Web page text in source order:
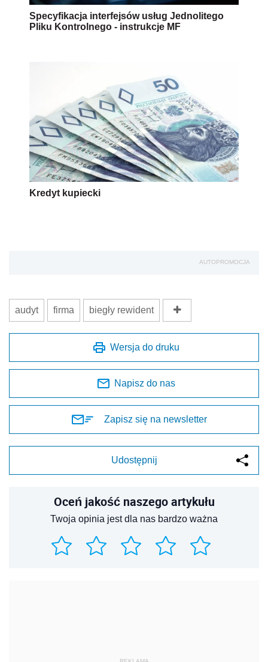
Specyfikacja interfejsów usług Jednolitego
Pliku Kontrolnego - instrukcje MF
Kredyt kupiecki
AUTOPROMOCJA
audyt firma biegły rewident
Wersja do druku
Napisz do nas
Zapisz się na newsletter
Udostępnij
Oceń jakość naszego artykułu
Twoja opinia jest dla nas bardzo ważna